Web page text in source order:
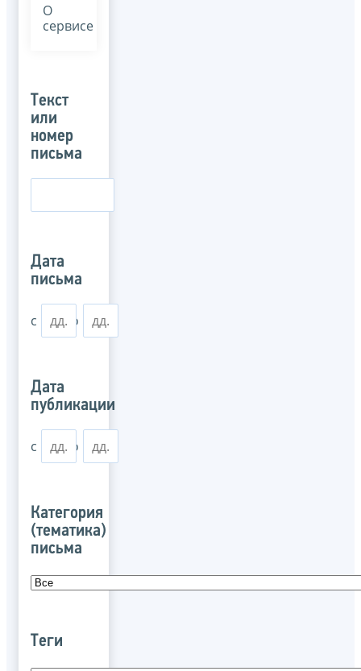
О
сервисе
Текст
или
номер
письма
Дата
письма
с по
Дата
публикации
с по
Категория
(тематика)
письма
Теги